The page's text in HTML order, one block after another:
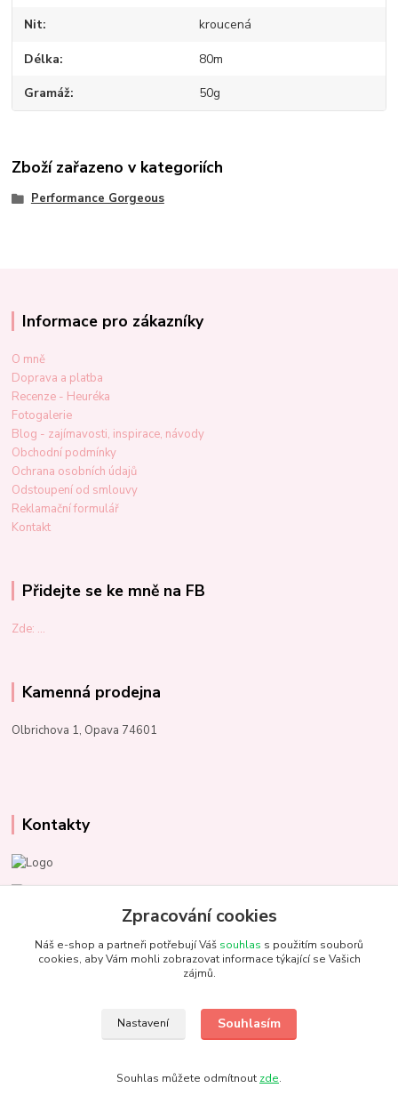
Nit kroucená
Délka 80m
Gramáž 50g
Zboží zařazeno v kategoriích
Performance Gorgeous
Informace pro zákazníky
O mně
Doprava a platba
Recenze - Heuréka
Fotogalerie
Blog - zajímavosti, inspirace, návody
Obchodní podmínky
Ochrana osobních údajů
Odstoupení od smlouvy
Reklamační formulář
Kontakt
Přidejte se ke mně na FB
Zde: ...
Kamenná prodejna
Olbrichova 1, Opava 74601
Kontakty
Marcela Kupková
+420 731 153 484
info@unezbednychklubicek.cz
@ 2022 U nezbedných klubíček. Všechna práva vyhrazena.
Zpracování cookies
Náš e-shop a partneři potřebují Váš souhlas s použitím souborů
cookies, aby Vám mohli zobrazovat informace týkající se Vašich
zájmů.
Nastavení Souhlasím
Souhlas můžete odmítnout zde.